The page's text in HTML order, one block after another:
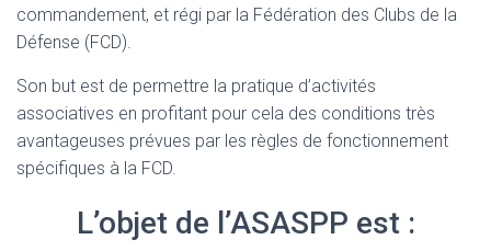
commandement, et régi par la Fédération des Clubs de la
Défense (FCD).
Son but est de permettre la pratique d’activités
associatives en profitant pour cela des conditions très
avantageuses prévues par les règles de fonctionnement
spécifiques à la FCD.
L’objet de l’ASASPP est :